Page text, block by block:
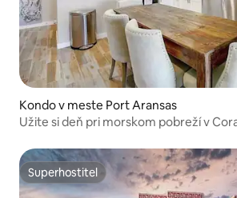
Kondo v meste Port Aransas
Užite si deň pri morskom pobreží v
Superhostiteľ
Superhostiteľ